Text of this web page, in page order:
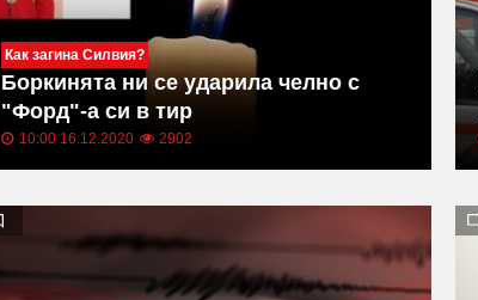
Как загина Силвия?
Боркинята ни се ударила челно с
"Форд"-а си в тир
10:00 16.12.2020 2902